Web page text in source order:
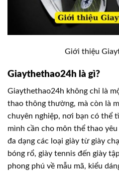
Giới thiệu
Giaythethao24h là gì?
Giaythethao24h không chỉ là
thao thông thường, mà còn là
chuyên nghiệp, nơi bạn có thể
mình cần cho môn thể thao
đa dạng các loại giày từ giày
bóng rổ, giày tennis đến giày
phong phú về mẫu mã, kiểu